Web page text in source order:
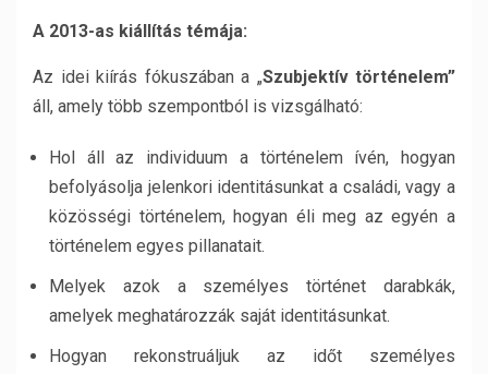
A 2013-as kiállítás témája:
Az idei kiírás fókuszában a „Szubjektív történelem”
áll, amely több szempontból is vizsgálható:
Hol áll az individuum a történelem ívén, hogyan
befolyásolja jelenkori identitásunkat a családi, vagy a
közösségi történelem, hogyan éli meg az egyén a
történelem egyes pillanatait.
Melyek azok a személyes történet darabkák,
amelyek meghatározzák saját identitásunkat.
Hogyan rekonstruáljuk az időt személyes